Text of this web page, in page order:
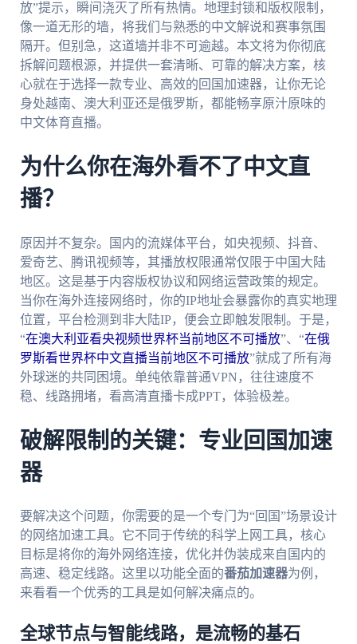
放”提示，瞬间浇灭了所有热情。地理封锁和版权限制，
像一道无形的墙，将我们与熟悉的中文解说和赛事氛围
隔开。但别急，这道墙并非不可逾越。本文将为你彻底
拆解问题根源，并提供一套清晰、可靠的解决方案，核
心就在于选择一款专业、高效的回国加速器，让你无论
身处越南、澳大利亚还是俄罗斯，都能畅享原汁原味的
中文体育直播。
为什么你在海外看不了中文直
播？
原因并不复杂。国内的流媒体平台，如央视频、抖音、
爱奇艺、腾讯视频等，其播放权限通常仅限于中国大陆
地区。这是基于内容版权协议和网络运营政策的规定。
当你在海外连接网络时，你的IP地址会暴露你的真实地理
位置，平台检测到非大陆IP，便会立即触发限制。于是，
“在澳大利亚看央视频世界杯当前地区不可播放”、“在俄
罗斯看世界杯中文直播当前地区不可播放”就成了所有海
外球迷的共同困境。单纯依靠普通VPN，往往速度不
稳、线路拥堵，看高清直播卡成PPT，体验极差。
破解限制的关键：专业回国加速
器
要解决这个问题，你需要的是一个专门为“回国”场景设计
的网络加速工具。它不同于传统的科学上网工具，核心
目标是将你的海外网络连接，优化并伪装成来自国内的
高速、稳定线路。这里以功能全面的番茄加速器为例，
来看看一个优秀的工具是如何解决痛点的。
全球节点与智能线路，是流畅的基石